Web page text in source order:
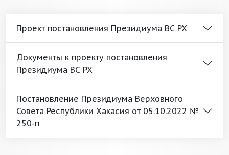
Проект постановления Президиума ВС РХ
Документы к проекту постановления
Президиума ВС РХ
Постановление Президиума Верховного
Совета Республики Хакасия от 05.10.2022 №
250-п